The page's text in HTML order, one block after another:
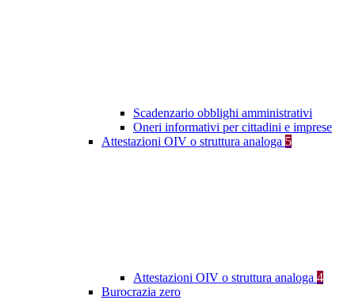
Scadenzario obblighi amministrativi
Oneri informativi per cittadini e imprese
Attestazioni OIV o struttura analoga 5
Attestazioni OIV o struttura analoga 4
Burocrazia zero